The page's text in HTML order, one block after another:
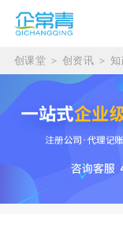
创课堂 ＞ 创资讯 ＞